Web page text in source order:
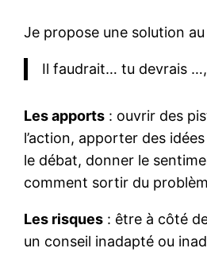
Je propose une solution
Il faudrait… tu devrais
Les apports : ouvrir des
l’action, apporter des
le débat, donner le
comment sortir du
Les risques : être à côté
un conseil inadapté ou